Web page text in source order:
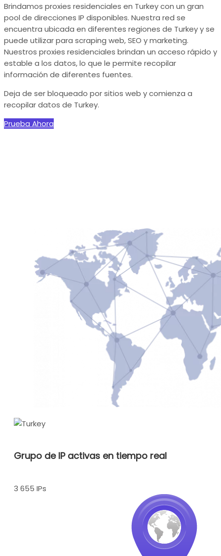
Brindamos proxies residenciales en Turkey con un gran
pool de direcciones IP disponibles. Nuestra red se
encuentra ubicada en diferentes regiones de Turkey y se
puede utilizar para scraping web, SEO y marketing.
Nuestros proxies residenciales brindan un acceso rápido y
estable a los datos, lo que le permite recopilar
información de diferentes fuentes.
Deja de ser bloqueado por sitios web y comienza a
recopilar datos de Turkey.
Prueba Ahora
Grupo de IP activas en tiempo real
3 655 IPs